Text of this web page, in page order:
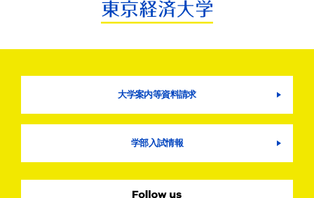
大学案内等資料請求
学部入試情報